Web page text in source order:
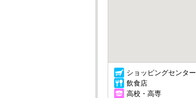
ショッピングセンター
飲食店
高校・高専